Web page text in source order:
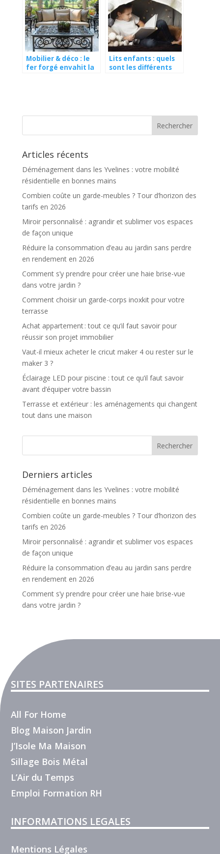
Mobilier & déco : le
fer forgé envahit la
Lits enfants : quels
sont les différents
Articles récents
Déménagement dans les Yvelines : votre mobilité
résidentielle en bonnes mains
Combien coûte un garde-meubles ? Tour d’horizon des
tarifs en 2026
Miroir personnalisé : agrandir et sublimer vos espaces
de façon unique
Réduire la consommation d’eau au jardin sans perdre
en rendement en 2026
Comment s’y prendre pour créer une haie brise-vue
dans votre jardin ?
Comment choisir un garde-corps inoxkit pour votre
terrasse
Achat appartement : tout ce qu’il faut savoir pour
réussir son projet immobilier
Vaut-il mieux acheter le cricut maker 4 ou rester sur le
maker 3 ?
Éclairage LED pour piscine : tout ce qu’il faut savoir
avant d’équiper votre bassin
Terrasse et extérieur : les aménagements qui changent
tout dans une maison
Derniers articles
Déménagement dans les Yvelines : votre mobilité
résidentielle en bonnes mains
Combien coûte un garde-meubles ? Tour d’horizon des
tarifs en 2026
Miroir personnalisé : agrandir et sublimer vos espaces
de façon unique
Réduire la consommation d’eau au jardin sans perdre
en rendement en 2026
Comment s’y prendre pour créer une haie brise-vue
dans votre jardin ?
SITES PARTENAIRES
All For Home
Blog Maison Jardin
J’Isole Ma Maison
Sillage Bois Métal
L’Air du Temps
Emploi Formation RH
INFORMATIONS LEGALES
Mentions Légales